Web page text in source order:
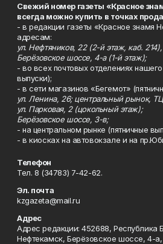
Свежий номер газеты «Красное
всегда можно купить в точках
- в редакции газеты «Красное знамя
адресам:
ул. Нефтяников, 22 (2-й этаж, каб. 214),
Берёзовское шоссе, 4-а (1-й этаж);
- во всех почтовых отделениях
выпуски);
- в сети магазинов «Бегемот»
ул. Ленина, 26; центральный рынок,
ул. Парковая, 2 (цокольный этаж);
Берёзовское шоссе, 3-в;
- на центральном рынке (пятничные
- в киосках на автовокзале и на
Телефон
Тел. 8 (34783) 7-42-62.
Эл. почта
kzgazeta@mail.ru
Адрес
Адрес редакции: 452688, Республика
Нефтекамск, Берёзовское шоссе, 4-